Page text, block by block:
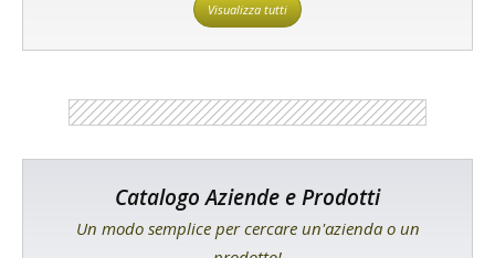
Visualizza tutti
Catalogo Aziende e Prodotti
Un modo semplice per cercare un'azienda o un